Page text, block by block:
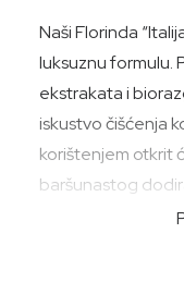
Naši Florinda
luksuznu formulu.
ekstrakata i
iskustvo čišćenja
korištenjem otkrit
baršunastog
Odvojite